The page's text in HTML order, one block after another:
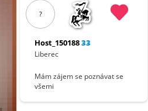
?
Host_15018833
Liberec
Mám zájem se poznávat se
všemi